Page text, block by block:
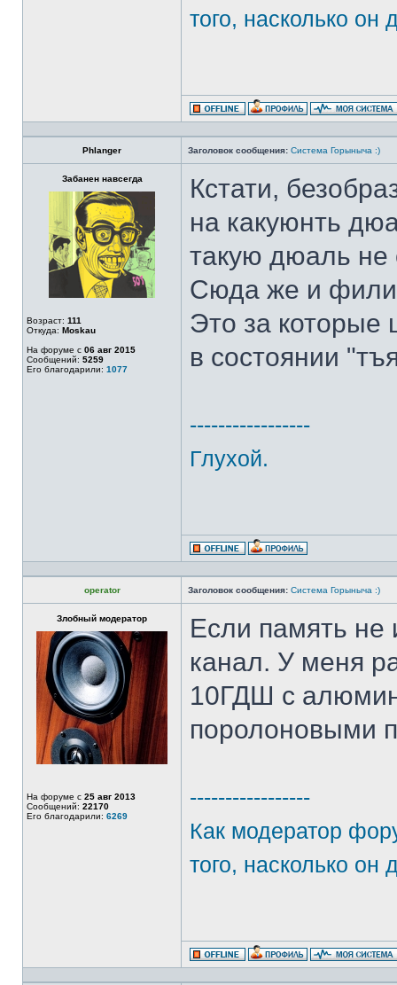
того, насколько он
Phlanger Заголовок сообщения: Система Горыныча :)
Забанен навсегда
Возраст: 111
Откуда: Moskau
На форуме с 06 авг 2015
Сообщений: 5259
Его благодарили: 1077
Кстати,
на какуюнть
такую дюаль не
Сюда же и
Это за которые
в состоянии
-----------------
Глухой.
operator Заголовок сообщения: Система Горыныча :)
Злобный модератор
На форуме с 25 авг 2013
Сообщений: 22170
Его благодарили: 6269
Если память не
канал. У меня
10ГДШ с
поролоновыми
-----------------
Как модератор
того, насколько он